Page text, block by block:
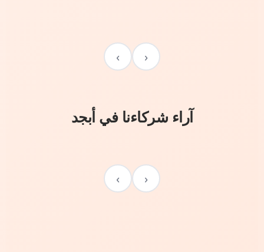
‹
›
آراء شركاءنا في أبجد
‹
›